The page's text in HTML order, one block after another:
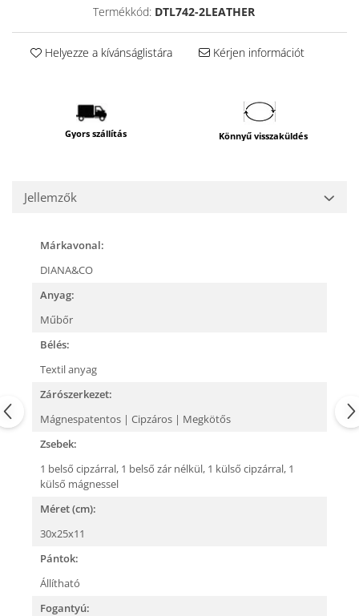
Termékkód: DTL742-2LEATHER
Helyezze a kívánságlistára Kérjen információt
Gyors szállítás Könnyű visszaküldés
Jellemzők
Márkavonal:
DIANA&CO
Anyag:
Műbőr
Bélés:
Textil anyag
Zárószerkezet:
Mágnespatentos | Cipzáros | Megkötős
Zsebek:
1 belső cipzárral, 1 belső zár nélkül, 1 külső cipzárral, 1
külső mágnessel
Méret (cm):
30x25x11
Pántok:
Állítható
Fogantyú: